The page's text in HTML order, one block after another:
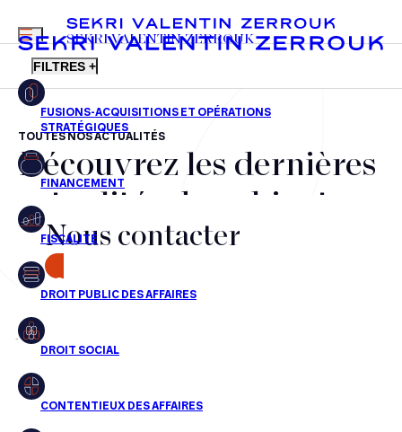
FR EN
MENU
SEKRI VALENTIN ZERROUK
FILTRES +
Fusions-acquisitions et opérations stratégiques
Financement
Fiscalité
Droit public des affaires
Droit social
Droit immobilier
TOUTES NOS ACTUALITÉS
Découvrez les dernières
actualités du cabinet,
nos récompenses et nos
transactions, jour après
jour
Aucun résultats pour cette recherche
Nous contacter